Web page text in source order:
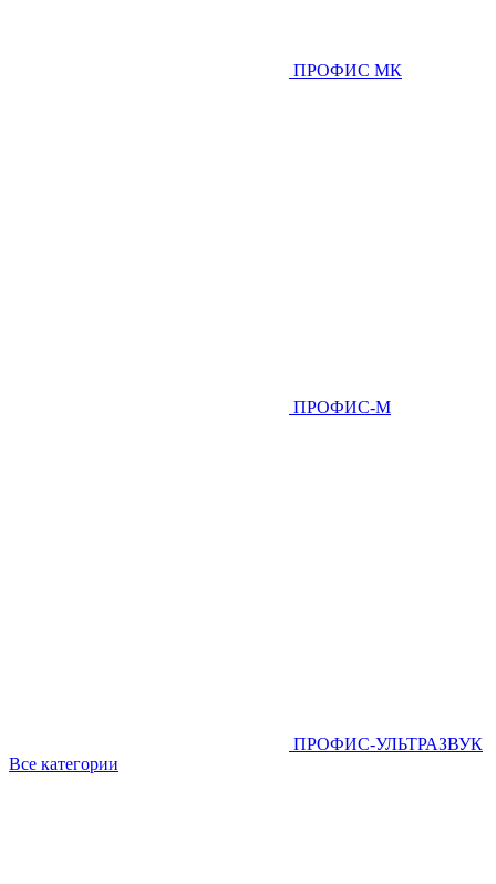
ПРОФИС МК
ПРОФИС-М
ПРОФИС-УЛЬТРАЗВУК
Все категории